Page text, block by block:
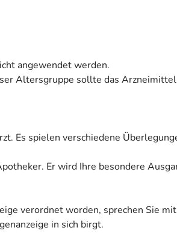
angewendet werden.
Altersgruppe sollte das
Es spielen verschiedene
Er wird Ihre besondere
verordnet worden, sprechen Sie
in sich birgt.